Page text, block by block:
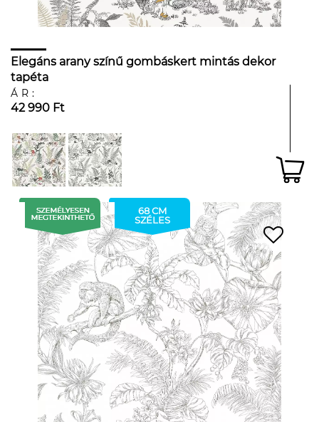
Elegáns arany színű gombáskert mintás dekor
tapéta
ÁR:
42 990 Ft
68 CM
SZÉLES